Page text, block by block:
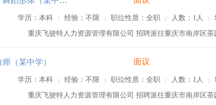
学历：本科 | 经验：不限 | 职位性质：全职 | 人数：1人 |
重庆飞驶特人力资源管理有限公司 招聘派往重庆市南岸区
（某中学） 面议
学历：本科 | 经验：不限 | 职位性质：全职 | 人数：1人 |
重庆飞驶特人力资源管理有限公司 招聘派往重庆市南岸区